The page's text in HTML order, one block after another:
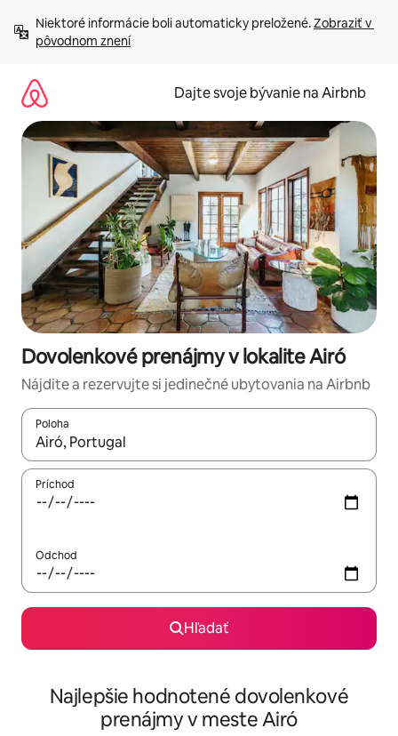
obsah.
Niektoré informácie boli automaticky preložené. Zobraziť v
pôvodnom znení
Dajte svoje bývanie na Airbnb
Dovolenkové prenájmy v lokalite Airó
Nájdite a rezervujte si jedinečné ubytovania na Airbnb
Poloha
Keď budú výsledky k dispozícii, môžete si ich prechádzať
Príchod
Odchod
Hľadať
Najlepšie hodnotené dovolenkové
prenájmy v meste Airó